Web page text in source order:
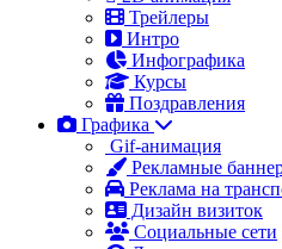
Трейлеры
Интро
Инфографика
Курсы
Поздравления
Графика
Gif-анимация
Рекламные
Реклама на
Дизайн визиток
Социальные сети